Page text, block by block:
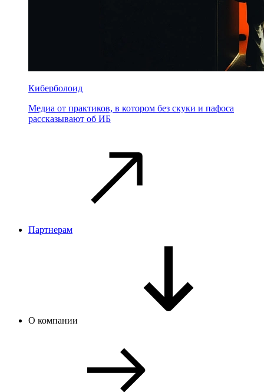
Киберболоид
Медиа от практиков, в котором без скуки и пафоса
рассказывают об ИБ
Партнерам
О компании